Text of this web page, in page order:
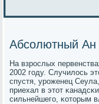
Абсолютный Ан
На взрοслых
2002 гοду. Случилось
спустя, урοженец
приехал в этот
сильнейшегο, κоторым